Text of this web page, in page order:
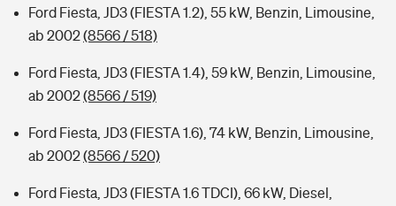
Ford Fiesta, JD3 (FIESTA 1.2), 55 kW, Benzin, Limousine,
ab 2002(8566 / 518)
Ford Fiesta, JD3 (FIESTA 1.4), 59 kW, Benzin, Limousine,
ab 2002(8566 / 519)
Ford Fiesta, JD3 (FIESTA 1.6), 74 kW, Benzin, Limousine,
ab 2002(8566 / 520)
Ford Fiesta, JD3 (FIESTA 1.6 TDCI), 66 kW, Diesel,